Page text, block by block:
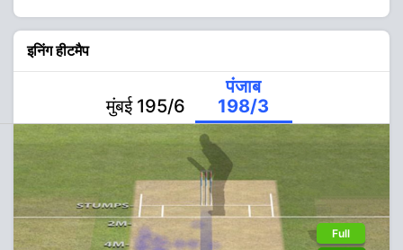
इनिंग हीटमैप
मुंबई 195/6
पंजाब
198/3
Full